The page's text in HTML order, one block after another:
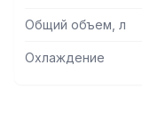
Общий объем, л
Охлаждение